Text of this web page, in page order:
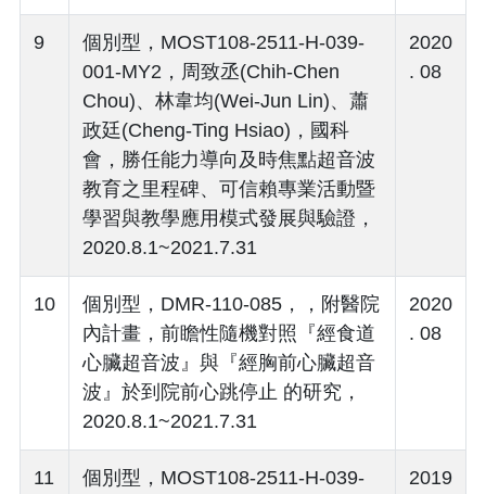
9
個別型，MOST108-2511-H-039-
001-MY2，周致丞(Chih-Chen
Chou)、林韋均(Wei-Jun Lin)、蕭
政廷(Cheng-Ting Hsiao)，國科
會，勝任能力導向及時焦點超音波
教育之里程碑、可信賴專業活動暨
學習與教學應用模式發展與驗證，
2020.8.1~2021.7.31
2020
. 08
10
個別型，DMR-110-085，，附醫院
內計畫，前瞻性隨機對照『經食道
心臟超音波』與『經胸前心臟超音
波』於到院前心跳停止 的研究，
2020.8.1~2021.7.31
2020
. 08
11
個別型，MOST108-2511-H-039-
2019